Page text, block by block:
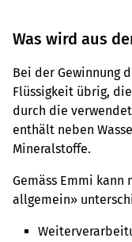
Was wird aus
Bei der Gewinnung
Flüssigkeit übrig,
durch die
enthält neben
Mineralstoffe.
Gemäss Emmi kann
allgemein»